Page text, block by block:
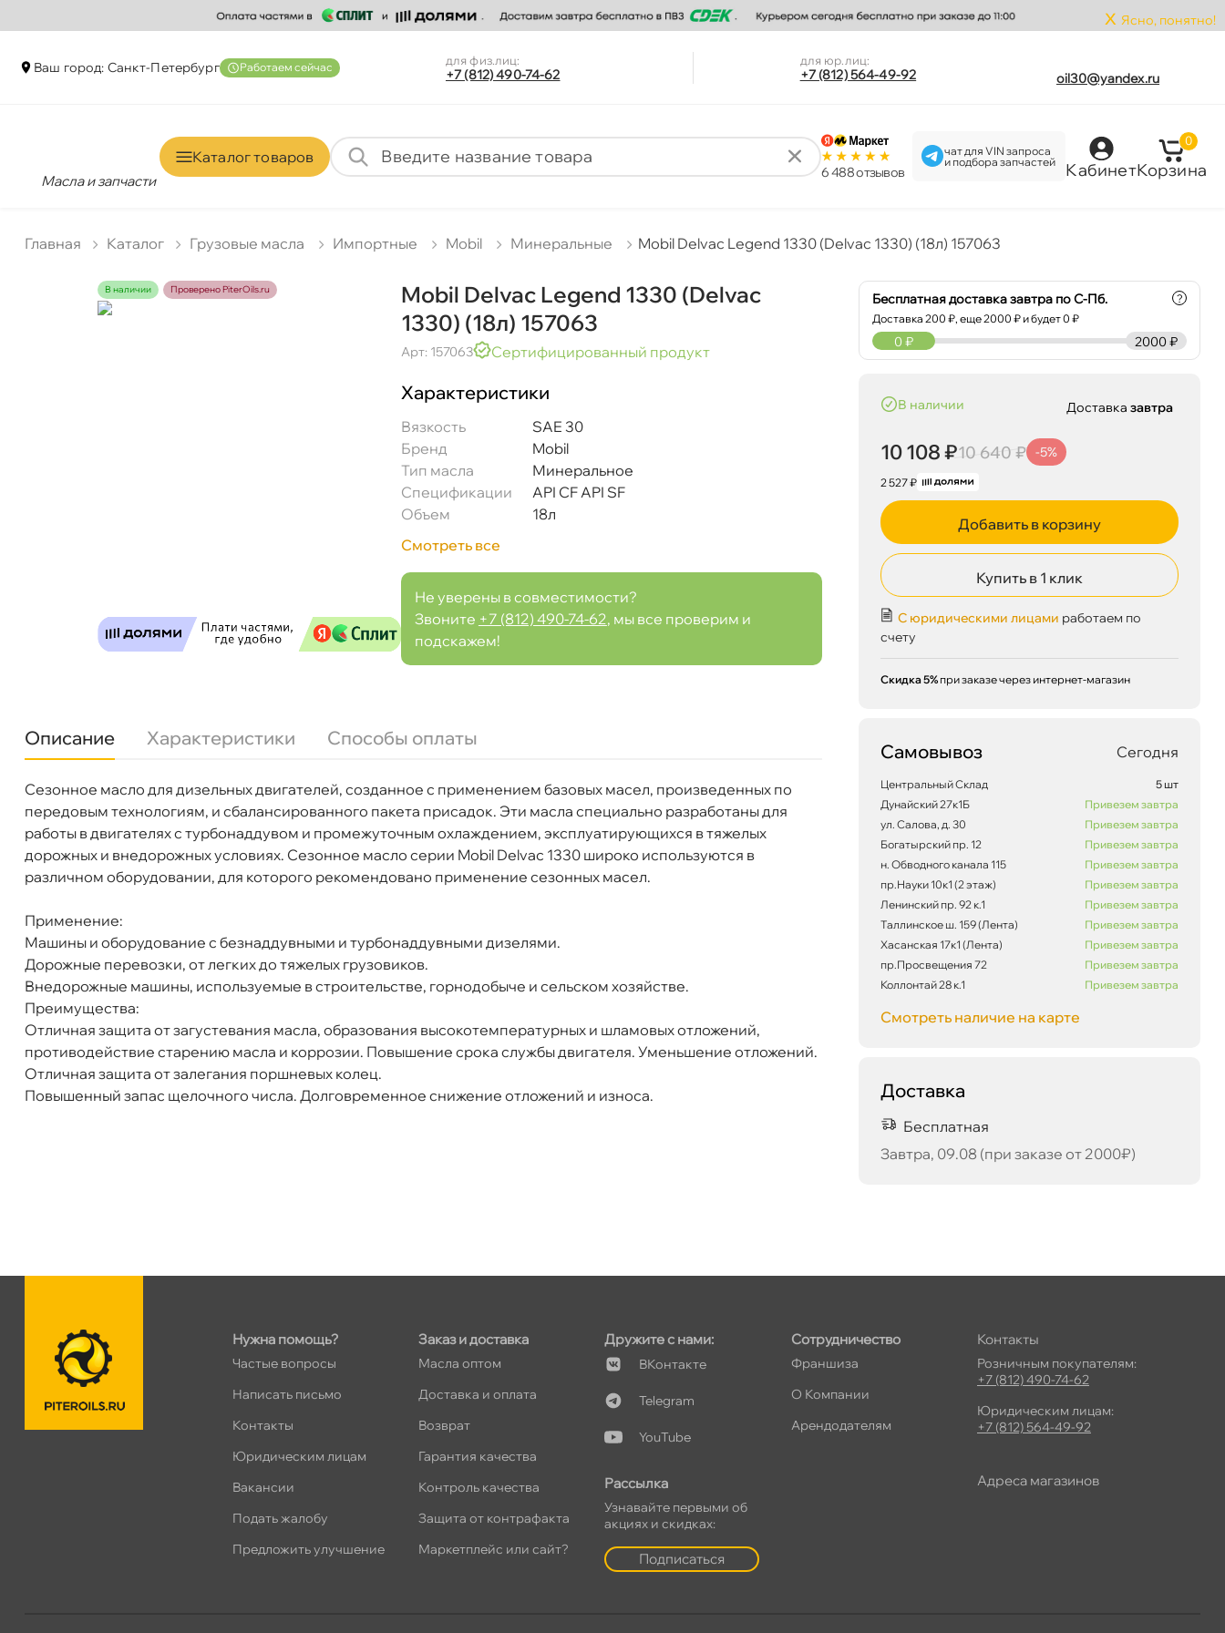
x Ясно, понятно!
аш город: Санкт-Петербур Работаем сейчас для физ.лиц:
+7 (812) 490-74-62
для юр.лиц:
+7 (812) 564-49-92 oil30@yandex.ru
Масла и запчасти
Каталог товаро
6 488 отзыво
чат для VIN запроса
и подбора запчастей
Кабинет
0
Корзина
Главная Катало Грузовые масла Импортные Mobil Минеральные Mobil Delvac Legend 1330 (Delvac 1330) (18л) 157063
наличии Проверено PiterOils.ru
Mobil Delvac Legend 1330 (Delvac
1330) (18л) 157063
Арт: 157063 Сертифицированный продукт
Характеристики
язкость
SAE 30
Бренд
Mobil
Тип масла
Минеральное
Спецификации
API CF API SF
Объем
18л
Смотреть все
Не уверены в совместимости?
Звоните +7 (812) 490-74-62, мы все проверим и
подскажем!
Описание Характеристики Способы оплаты
Сезонное масло для дизельных двигателей, созданное с применением базовых масел, произведенных по
передовым технологиям, и сбалансированного пакета присадок. Эти масла специально разработаны для
работы в двигателях с турбонаддувом и промежуточным охлаждением, эксплуатирующихся в тяжелых
дорожных и внедорожных условиях. Сезонное масло серии Mobil Delvac 1330 широко используются
различном оборудовании, для которого рекомендовано применение сезонных масел.
Применение:
Машины и оборудование с безнаддувными и турбонаддувными дизелями.
Дорожные перевозки, от легких до тяжелых грузовиков.
недорожные машины, используемые в строительстве, горнодобыче и сельском хозяйстве.
Преимущества:
Отличная защита от загустевания масла, образования высокотемпературных и шламовых отложений,
противодействие старению масла и коррозии. Повышение срока службы двигателя. Уменьшение отложений.
Отличная защита от залегания поршневых колец.
Повышенный запас щелочного числа. Долговременное снижение отложений и износа.
язкость
SAE 30
Бренд
Mobil
Тип масла
Минеральное
Спецификации
API CF API SF
Объем
18л
Применение
Бесплатная доставка завтра по С-Пб.
Доставка200 ₽, еще2000 ₽ и будет 0 ₽
?
2000 ₽
0 ₽
наличии
10 108 ₽10 640 ₽ -5%
2 527 ₽
Доставказавтра
Добавить в корзину
Купить в 1 клик
С юридическими лицами работаем по
счету
Скидка 5% при заказе через интернет-магазин
Самовывоз Сегодня
Центральный Склад
5 шт
Дунайский 27к1Б
Привезем завтра
ул. Салова, д. 30
Привезем завтра
Богатырский пр. 12
Привезем завтра
н. Обводного канала 115
Привезем завтра
пр.Науки 10к1 (2 этаж)
Привезем завтра
Ленинский пр. 92 к.1
Привезем завтра
Таллинское ш. 159 (Лента)
Привезем завтра
Хасанская 17к1 (Лента)
Привезем завтра
пр.Просвещения 72
Привезем завтра
Коллонтай 28 к.1
Привезем завтра
Смотреть наличие на карте
Доставка
Бесплатная
Завтра, 09.08 (при заказе от 2000₽)
Mobil Delvac Legend 1330 (Delvac 1330) (18л) 157063 10 108 ₽ корзину
Бесплатная Завтра, 09.08 (при заказе от 2000₽)
Самовывоз Сегодня
ул. Салова, д. 30
0 шт
Пн-Пт
Богатырский пр. 12
0 шт
Пн–Вс10:00 – 21:00
Сегодня, бесплатно
н. Обводного канала 115
0 шт
Пн–Вс10:00 – 21:00
Сегодня, бесплатно
Дунайский 27к1Б
ПН–ВС
Хасанская 17к1 (Лента)
0 шт
Нужна помощь?
Частые вопросы
Написать письмо
Контакты
Юридическим лицам
акансии
Подать жалобу
Предложить улучшение
Заказ и доставка
Масла оптом
Доставка и оплата
озврат
Гарантия качества
Контроль качества
Защита от контрафакта
Маркетплейс или сайт?
Дружите с нами:
Контакте
Telegram
YouTube
Рассылка
Узнавайте первыми о
акциях и скидках:
Подписаться
Сотрудничество
Франшиза
О Компании
Арендодателям
Контакты
Розничным покупателям:
+7 (812) 490-74-62
Юридическим лицам:
+7 (812) 564-49-92
Адреса магазино